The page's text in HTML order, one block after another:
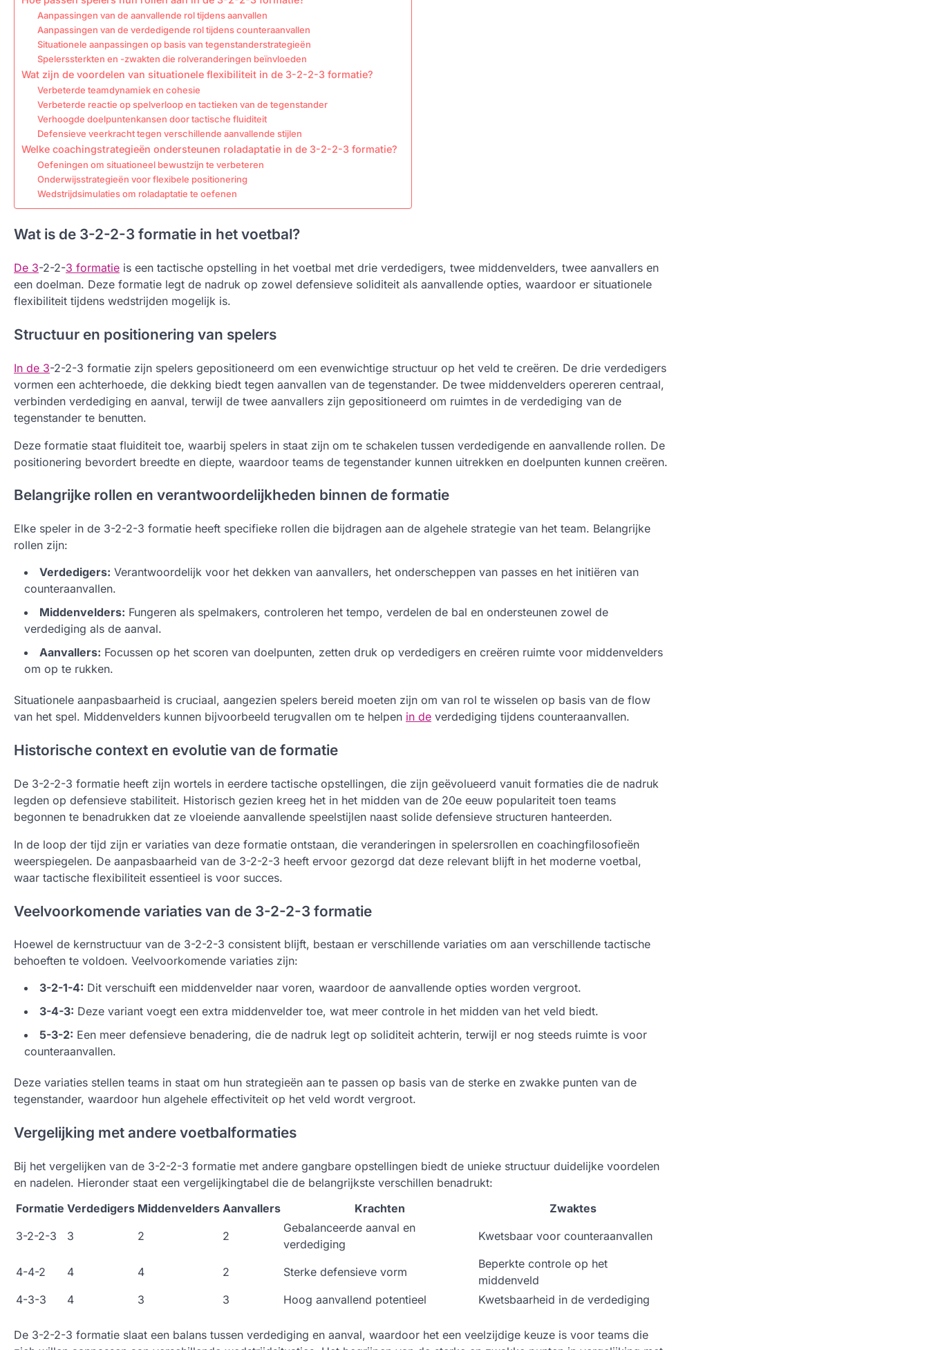
Aanpassingen van de aanvallende rol tijdens aanvallen
Aanpassingen van de verdedigende rol tijdens counteraanvallen
Situationele aanpassingen op basis van tegenstanderstrategieën
Spelerssterkten en -zwakten die rolveranderingen beïnvloeden
Wat zijn de voordelen van situationele flexibiliteit in de 3-2-2-3 formatie?
Verbeterde teamdynamiek en cohesie
Verbeterde reactie op spelverloop en tactieken van de tegenstander
Verhoogde doelpuntenkansen door tactische fluiditeit
Defensieve veerkracht tegen verschillende aanvallende stijlen
Welke coachingstrategieën ondersteunen roladaptatie in de 3-2-2-3 formatie?
Oefeningen om situationeel bewustzijn te verbeteren
Onderwijsstrategieën voor flexibele positionering
Wedstrijdsimulaties om roladaptatie te oefenen
Wat is de 3-2-2-3 formatie in het voetbal?
De 3-2-2-3 formatie is een tactische opstelling in het voetbal met drie verdedigers, twee middenvelders, twee aanvallers en
een doelman. Deze formatie legt de nadruk op zowel defensieve soliditeit als aanvallende opties, waardoor er situationele
flexibiliteit tijdens wedstrijden mogelijk is.
Structuur en positionering van spelers
In de 3-2-2-3 formatie zijn spelers gepositioneerd om een evenwichtige structuur op het veld te creëren. De drie verdedigers
vormen een achterhoede, die dekking biedt tegen aanvallen van de tegenstander. De twee middenvelders opereren centraal,
verbinden verdediging en aanval, terwijl de twee aanvallers zijn gepositioneerd om ruimtes in de verdediging van de
tegenstander te benutten.
Deze formatie staat fluiditeit toe, waarbij spelers in staat zijn om te schakelen tussen verdedigende en aanvallende rollen. De
positionering bevordert breedte en diepte, waardoor teams de tegenstander kunnen uitrekken en doelpunten kunnen creëren.
Belangrijke rollen en verantwoordelijkheden binnen de formatie
Elke speler in de 3-2-2-3 formatie heeft specifieke rollen die bijdragen aan de algehele strategie van het team. Belangrijke
rollen zijn:
Verdedigers: Verantwoordelijk voor het dekken van aanvallers, het onderscheppen van passes en het initiëren van
counteraanvallen.
Middenvelders: Fungeren als spelmakers, controleren het tempo, verdelen de bal en ondersteunen zowel de
verdediging als de aanval.
Aanvallers: Focussen op het scoren van doelpunten, zetten druk op verdedigers en creëren ruimte voor middenvelders
om op te rukken.
Situationele aanpasbaarheid is cruciaal, aangezien spelers bereid moeten zijn om van rol te wisselen op basis van de flow
van het spel. Middenvelders kunnen bijvoorbeeld terugvallen om te helpen in de verdediging tijdens counteraanvallen.
Historische context en evolutie van de formatie
De 3-2-2-3 formatie heeft zijn wortels in eerdere tactische opstellingen, die zijn geëvolueerd vanuit formaties die de nadruk
legden op defensieve stabiliteit. Historisch gezien kreeg het in het midden van de 20e eeuw populariteit toen teams
begonnen te benadrukken dat ze vloeiende aanvallende speelstijlen naast solide defensieve structuren hanteerden.
In de loop der tijd zijn er variaties van deze formatie ontstaan, die veranderingen in spelersrollen en coachingfilosofieën
weerspiegelen. De aanpasbaarheid van de 3-2-2-3 heeft ervoor gezorgd dat deze relevant blijft in het moderne voetbal,
waar tactische flexibiliteit essentieel is voor succes.
Veelvoorkomende variaties van de 3-2-2-3 formatie
Hoewel de kernstructuur van de 3-2-2-3 consistent blijft, bestaan er verschillende variaties om aan verschillende tactische
behoeften te voldoen. Veelvoorkomende variaties zijn:
3-2-1-4: Dit verschuift een middenvelder naar voren, waardoor de aanvallende opties worden vergroot.
3-4-3: Deze variant voegt een extra middenvelder toe, wat meer controle in het midden van het veld biedt.
5-3-2: Een meer defensieve benadering, die de nadruk legt op soliditeit achterin, terwijl er nog steeds ruimte is voor
counteraanvallen.
Deze variaties stellen teams in staat om hun strategieën aan te passen op basis van de sterke en zwakke punten van de
tegenstander, waardoor hun algehele effectiviteit op het veld wordt vergroot.
Vergelijking met andere voetbalformaties
Bij het vergelijken van de 3-2-2-3 formatie met andere gangbare opstellingen biedt de unieke structuur duidelijke voordelen
en nadelen. Hieronder staat een vergelijkingtabel die de belangrijkste verschillen benadrukt:
Formatie Verdedigers Middenvelders Aanvallers Krachten
Zwaktes
3-2-2-3
3 2 2
Gebalanceerde aanval en
verdediging
Kwetsbaar voor counteraanvallen
4-4-2 4 4 2 Sterke defensieve vorm
Beperkte controle op het
middenveld
4-3-3
4 3 3 Hoog aanvallend potentieel Kwetsbaarheid in de verdediging
De 3-2-2-3 formatie slaat een balans tussen verdediging en aanval, waardoor het een veelzijdige keuze is voor teams die